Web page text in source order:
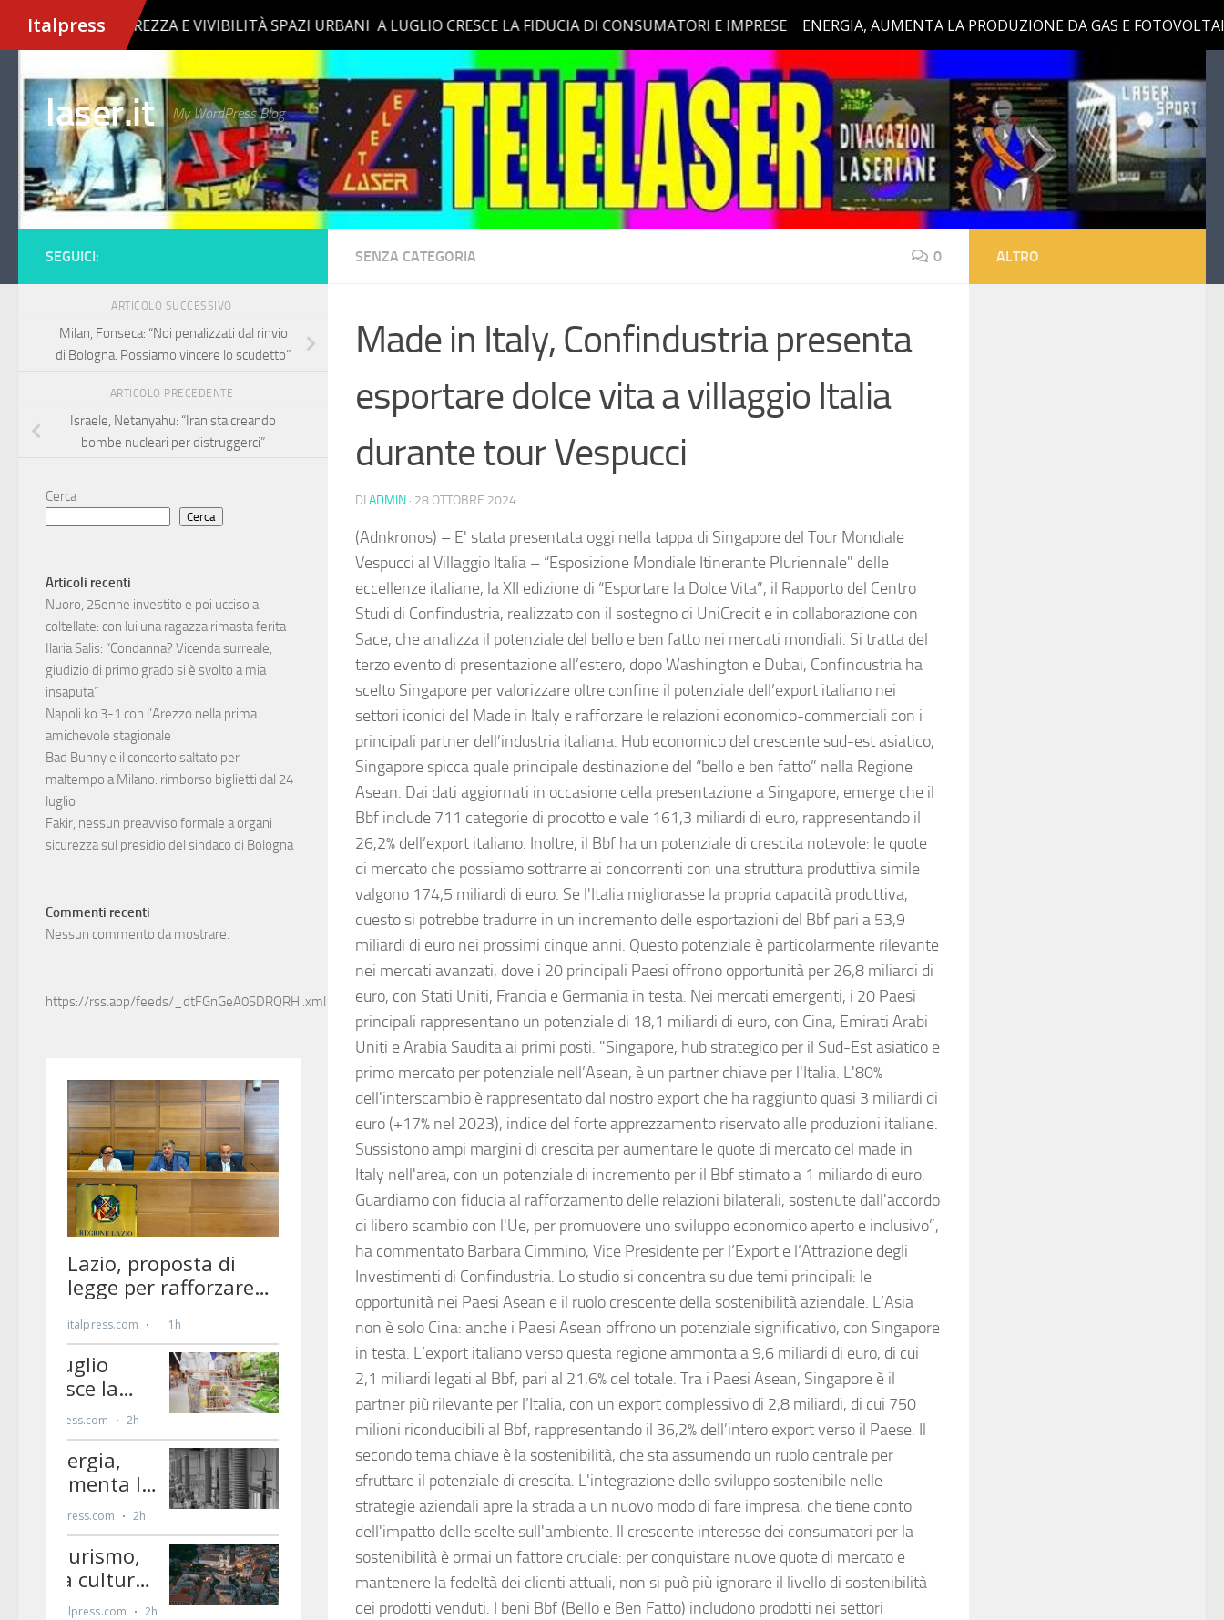
Salta al contenuto
laser.it My WordPress Blog
SENZA CATEGORIA 0
Made in Italy, Confindustria presenta
esportare dolce vita a villaggio Italia
durante tour Vespucci
DI ADMIN · 28 OTTOBRE 2024
(Adnkronos) – E' stata presentata oggi nella tappa di Singapore del Tour Mondiale
Vespucci al Villaggio Italia – “Esposizione Mondiale Itinerante Pluriennale" delle
eccellenze italiane, la XII edizione di “Esportare la Dolce Vita”, il Rapporto del Centro
Studi di Confindustria, realizzato con il sostegno di UniCredit e in collaborazione con
Sace, che analizza il potenziale del bello e ben fatto nei mercati mondiali. Si tratta del
terzo evento di presentazione all’estero, dopo Washington e Dubai, Confindustria ha
scelto Singapore per valorizzare oltre confine il potenziale dell’export italiano nei
settori iconici del Made in Italy e rafforzare le relazioni economico-commerciali con i
principali partner dell’industria italiana. Hub economico del crescente sud-est asiatico,
Singapore spicca quale principale destinazione del “bello e ben fatto” nella Regione
Asean. Dai dati aggiornati in occasione della presentazione a Singapore, emerge che il
Bbf include 711 categorie di prodotto e vale 161,3 miliardi di euro, rappresentando il
26,2% dell’export italiano. Inoltre, il Bbf ha un potenziale di crescita notevole: le quote
di mercato che possiamo sottrarre ai concorrenti con una struttura produttiva simile
valgono 174,5 miliardi di euro. Se l'Italia migliorasse la propria capacità produttiva,
questo si potrebbe tradurre in un incremento delle esportazioni del Bbf pari a 53,9
miliardi di euro nei prossimi cinque anni. Questo potenziale è particolarmente rilevante
nei mercati avanzati, dove i 20 principali Paesi offrono opportunità per 26,8 miliardi di
euro, con Stati Uniti, Francia e Germania in testa. Nei mercati emergenti, i 20 Paesi
principali rappresentano un potenziale di 18,1 miliardi di euro, con Cina, Emirati Arabi
Uniti e Arabia Saudita ai primi posti. "Singapore, hub strategico per il Sud-Est asiatico e
primo mercato per potenziale nell’Asean, è un partner chiave per l'Italia. L'80%
dell'interscambio è rappresentato dal nostro export che ha raggiunto quasi 3 miliardi di
euro (+17% nel 2023), indice del forte apprezzamento riservato alle produzioni italiane.
Sussistono ampi margini di crescita per aumentare le quote di mercato del made in
Italy nell'area, con un potenziale di incremento per il Bbf stimato a 1 miliardo di euro.
Guardiamo con fiducia al rafforzamento delle relazioni bilaterali, sostenute dall'accordo
di libero scambio con l'Ue, per promuovere uno sviluppo economico aperto e inclusivo”,
ha commentato Barbara Cimmino, Vice Presidente per l’Export e l’Attrazione degli
Investimenti di Confindustria. Lo studio si concentra su due temi principali: le
opportunità nei Paesi Asean e il ruolo crescente della sostenibilità aziendale. L’Asia
non è solo Cina: anche i Paesi Asean offrono un potenziale significativo, con Singapore
in testa. L’export italiano verso questa regione ammonta a 9,6 miliardi di euro, di cui
2,1 miliardi legati al Bbf, pari al 21,6% del totale. Tra i Paesi Asean, Singapore è il
partner più rilevante per l’Italia, con un export complessivo di 2,8 miliardi, di cui 750
milioni riconducibili al Bbf, rappresentando il 36,2% dell’intero export verso il Paese. Il
secondo tema chiave è la sostenibilità, che sta assumendo un ruolo centrale per
sfruttare il potenziale di crescita. L'integrazione dello sviluppo sostenibile nelle
strategie aziendali apre la strada a un nuovo modo di fare impresa, che tiene conto
dell'impatto delle scelte sull'ambiente. Il crescente interesse dei consumatori per la
sostenibilità è ormai un fattore cruciale: per conquistare nuove quote di mercato e
mantenere la fedeltà dei clienti attuali, non si può più ignorare il livello di sostenibilità
dei prodotti venduti. I beni Bbf (Bello e Ben Fatto) includono prodotti nei settori
SEGUICI:
ARTICOLO SUCCESSIVO
Milan, Fonseca: “Noi penalizzati dal rinvio
di Bologna. Possiamo vincere lo scudetto”
ARTICOLO PRECEDENTE
Israele, Netanyahu: “Iran sta creando
bombe nucleari per distruggerci”
Cerca
Cerca
Articoli recenti
Nuoro, 25enne investito e poi ucciso a
coltellate: con lui una ragazza rimasta ferita
Ilaria Salis: “Condanna? Vicenda surreale,
giudizio di primo grado si è svolto a mia
insaputa”
Napoli ko 3-1 con l’Arezzo nella prima
amichevole stagionale
Bad Bunny e il concerto saltato per
maltempo a Milano: rimborso biglietti dal 24
luglio
Fakir, nessun preavviso formale a organi
sicurezza sul presidio del sindaco di Bologna
Commenti recenti
Nessun commento da mostrare.
https://rss.app/feeds/_dtFGnGeA0SDRQRHi.xml
ALTRO